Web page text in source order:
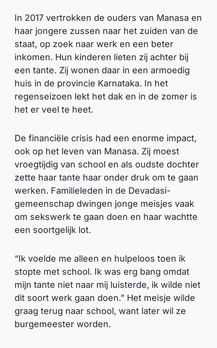
In 2017 vertrokken de ouders van Manasa en
haar jongere zussen naar het zuiden van de
staat, op zoek naar werk en een beter
inkomen. Hun kinderen lieten zij achter bij
een tante. Zij wonen daar in een armoedig
huis in de provincie Karnataka. In het
regenseizoen lekt het dak en in de zomer is
het er veel te heet.
De financiële crisis had een enorme impact,
ook op het leven van Manasa. Zij moest
vroegtijdig van school en als oudste dochter
zette haar tante haar onder druk om te gaan
werken. Familieleden in de Devadasi-
gemeenschap dwingen jonge meisjes vaak
om sekswerk te gaan doen en haar wachtte
een soortgelijk lot.
“Ik voelde me alleen en hulpeloos toen ik
stopte met school. Ik was erg bang omdat
mijn tante niet naar mij luisterde, ik wilde niet
dit soort werk gaan doen.” Het meisje wilde
graag terug naar school, want later wil ze
burgemeester worden.